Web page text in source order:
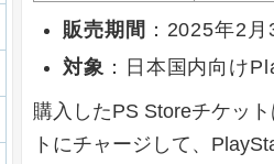
販売期間 ：2025年2
対象 ：日本国内向け
購入したPS Storeチケッ
トにチャージして、